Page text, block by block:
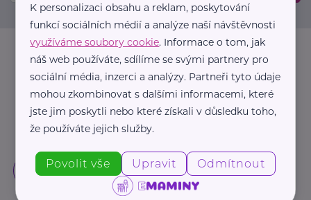
K personalizaci obsahu a reklam, poskytování
funkcí sociálních médií a analýze naší návštěvnosti
využíváme soubory cookie. Informace o tom, jak
náš web používáte, sdílíme se svými partnery pro
sociální média, inzerci a analýzy. Partneři tyto údaje
mohou zkombinovat s dalšími informacemi, které
jste jim poskytli nebo které získali v důsledku toho,
že používáte jejich služby.
Povolit vše Upravit Odmítnout